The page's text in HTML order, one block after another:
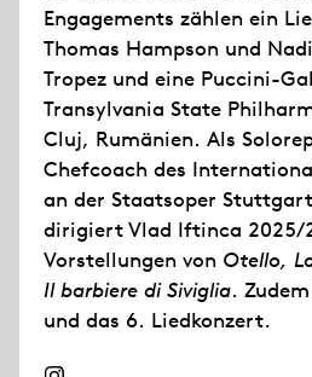
Engagements zählen ein
Thomas Hampson und
Tropez und eine Puccini-
Transylvania State
Cluj, Rumänien. Als
Chefcoach des
an der Staatsoper
dirigiert Vlad Iftinca 2025/
Vorstellungen von Otello,
Il barbiere di Siviglia.
und das 6. Liedkonzert.